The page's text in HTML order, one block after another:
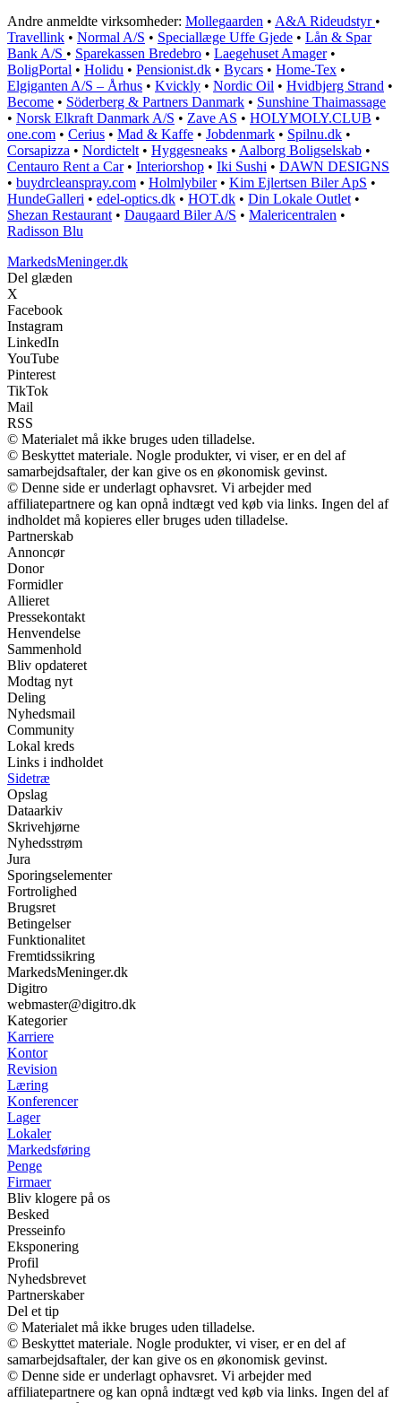
Andre anmeldte virksomheder: Mollegaarden • A&A Rideudstyr •
Travellink • Normal A/S • Speciallæge Uffe Gjede • Lån & Spar
Bank A/S • Sparekassen Bredebro • Laegehuset Amager•
BoligPortal • Holidu • Pensionist.dk • Bycars • Home-Tex •
Elgiganten A/S – Århus • Kvickly • Nordic Oil • Hvidbjerg Strand •
Become • Söderberg & Partners Danmark • Sunshine Thaimassage
• Norsk Elkraft Danmark A/S • Zave AS • HOLYMOLY.CLUB •
one.com • Cerius • Mad & Kaffe • Jobdenmark • Spilnu.dk •
Corsapizza • Nordictelt • Hyggesneaks • Aalborg Boligselskab •
Centauro Rent a Car• Interiorshop • Iki Sushi • DAWN DESIGNS
• buydrcleanspray.com • Holmlybiler• Kim Ejlertsen Biler ApS •
HundeGalleri • edel-optics.dk • HOT.dk • Din Lokale Outlet •
Shezan Restaurant • Daugaard Biler A/S • Malericentralen •
Radisson Blu
MarkedsMeninger.dk
Del glæden
X
Facebook
Instagram
LinkedIn
YouTube
Pinterest
TikTok
Mail
RSS
© Materialet må ikke bruges uden tilladelse.
© Beskyttet materiale. Nogle produkter, vi viser, er en del af
samarbejdsaftaler, der kan give os en økonomisk gevinst.
© Denne side er underlagt ophavsret. Vi arbejder med
affiliatepartnere og kan opnå indtægt ved køb via links. Ingen del af
indholdet må kopieres eller bruges uden tilladelse.
Partnerskab
Annoncør
Donor
Formidler
Allieret
Pressekontakt
Henvendelse
Sammenhold
Bliv opdateret
Modtag nyt
Deling
Nyhedsmail
Community
Lokal kreds
Links i indholdet
Sidetræ
Opslag
Dataarkiv
Skrivehjørne
Nyhedsstrøm
Jura
Sporingselementer
Fortrolighed
Brugsret
Betingelser
Funktionalitet
Fremtidssikring
MarkedsMeninger.dk
Digitro
webmaster@digitro.dk
Kategorier
Karriere
Kontor
Revision
Læring
Konferencer
Lager
Lokaler
Markedsføring
Penge
Firmaer
Bliv klogere på os
Besked
Presseinfo
Eksponering
Profil
Nyhedsbrevet
Partnerskaber
Del et tip
© Materialet må ikke bruges uden tilladelse.
© Beskyttet materiale. Nogle produkter, vi viser, er en del af
samarbejdsaftaler, der kan give os en økonomisk gevinst.
© Denne side er underlagt ophavsret. Vi arbejder med
affiliatepartnere og kan opnå indtægt ved køb via links. Ingen del af